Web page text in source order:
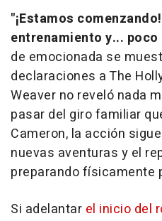
"¡Estamos
entrenamiento y...
de emocionada se
declaraciones a The
Weaver no reveló nada
pasar del giro familiar
Cameron, la acción
nuevas aventuras y el
preparando físicamente
Si adelantar el inicio del